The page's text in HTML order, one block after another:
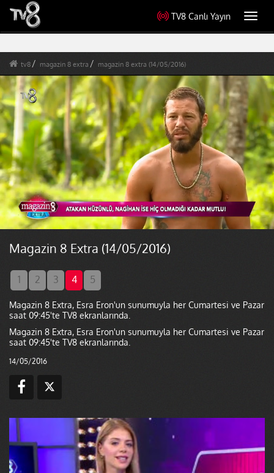
TV8 Canlı Yayın
tv8 magazin 8 extra magazin 8 extra (14/05/2016)
Magazin 8 Extra (14/05/2016)
1 2 3 4 5
Magazin 8 Extra, Esra Eron'un sunumuyla her Cumartesi ve Pazar
saat 09:45'te TV8 ekranlarında.
Magazin 8 Extra, Esra Eron'un sunumuyla her Cumartesi ve Pazar
saat 09:45'te TV8 ekranlarında.
14/05/2016